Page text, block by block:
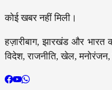
कोई खबर नहीं मिली।
हज़ारीबाग, झारखंड और भारत
विदेश, राजनीति, खेल,